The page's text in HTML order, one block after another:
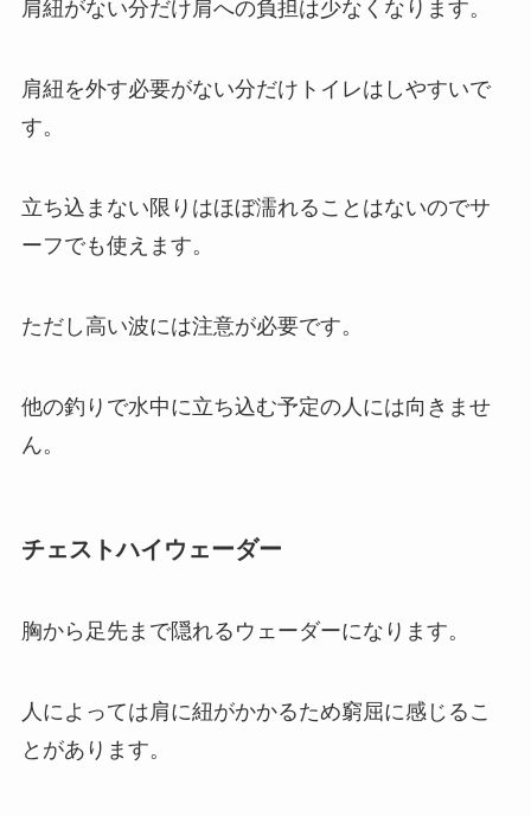
肩紐がない分だけ肩への負担は少なくなります。
肩紐を外す必要がない分だけトイレはしやすいで
す。
立ち込まない限りはほぼ濡れることはないのでサ
ーフでも使えます。
ただし高い波には注意が必要です。
他の釣りで水中に立ち込む予定の人には向きませ
ん。
チェストハイウェーダー
胸から足先まで隠れるウェーダーになります。
人によっては肩に紐がかかるため窮屈に感じるこ
とがあります。